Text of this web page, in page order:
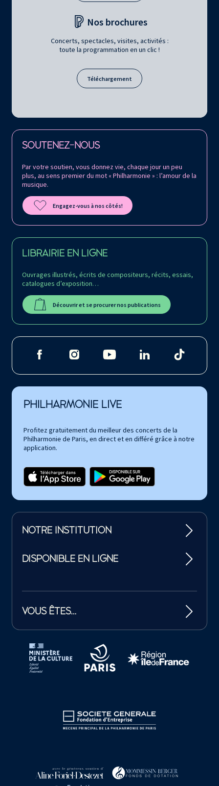
Nos brochures
Concerts, spectacles, visites, activités :
toute la programmation en un clic !
Téléchargement
SOUTENEZ-NOUS
Par votre soutien, vous donnez vie, chaque jour un peu
plus, au sens premier du mot « Philharmonie » : l’amour de la
musique.
Engagez-vous à nos côtés!
LIBRAIRIE EN LIGNE
Ouvrages illustrés, écrits de compositeurs, récits, essais,
catalogues d’exposition…
Découvrir et se procurer nos publications
Retrouvez la Philharmonie de Paris sur
PHILHARMONIE LIVE
Profitez gratuitement du meilleur des concerts de la
Philharmonie de Paris, en direct et en différé grâce à notre
application.
NOTRE INSTITUTION
DISPONIBLE EN LIGNE
VOUS ÊTES…
Tutelles et mécènes de la Philharmonie de Paris